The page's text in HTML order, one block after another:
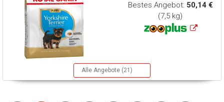
Bestes Angebot: 50,14 €
(7,5 kg)
Alle Angebote (21)